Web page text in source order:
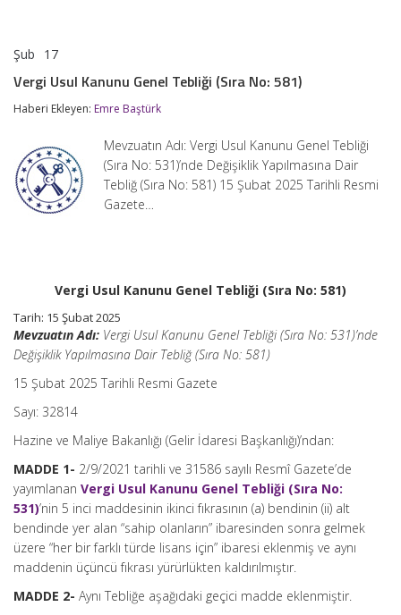
Şub 17
Kanunu
Tebliği
581)
için
Vergi Usul Kanunu Genel Tebliği (Sıra No: 581)
Haberi Ekleyen: Emre Baştürk
Mevzuatın Adı: Vergi Usul Kanunu Genel Tebliği
(Sıra No: 531)’nde Değişiklik Yapılmasına Dair
Tebliğ (Sıra No: 581) 15 Şubat 2025 Tarihli Resmi
Gazete…
Vergi Usul Kanunu Genel Tebliği (Sıra No: 581)
Tarih: 15 Şubat 2025
Mevzuatın Adı: Vergi Usul Kanunu Genel Tebliği (Sıra No: 531)’nde
Değişiklik Yapılmasına Dair Tebliğ (Sıra No: 581)
15 Şubat 2025 Tarihli Resmi Gazete
Sayı: 32814
Hazine ve Maliye Bakanlığı (Gelir İdaresi Başkanlığı)’ndan:
MADDE 1- 2/9/2021 tarihli ve 31586 sayılı Resmî Gazete’de
yayımlanan Vergi Usul Kanunu Genel Tebliği (Sıra No:
531)’nin 5 inci maddesinin ikinci fıkrasının (a) bendinin (ii) alt
bendinde yer alan “sahip olanların” ibaresinden sonra gelmek
üzere “her bir farklı türde lisans için” ibaresi eklenmiş ve aynı
maddenin üçüncü fıkrası yürürlükten kaldırılmıştır.
MADDE 2- Aynı Tebliğe aşağıdaki geçici madde eklenmiştir.